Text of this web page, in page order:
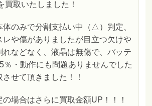
買取いたしました！
体のみで分割支払い中（△）判定、
レや傷がありましたが目立つ欠けや
れなどなく、液晶は無傷で、バッテ
％・動作にも問題ありませんでした
せて頂きました！！
場合はさらに買取金額UP！！！